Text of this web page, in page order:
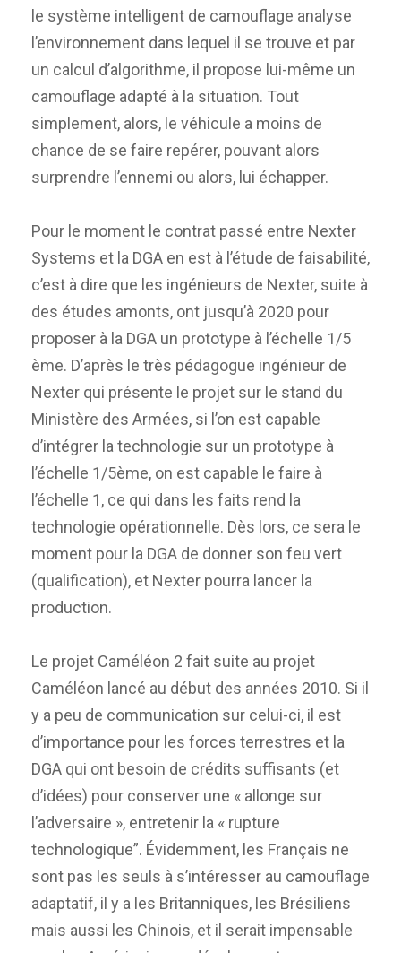
le système intelligent de camouflage analyse
l’environnement dans lequel il se trouve et par
un calcul d’algorithme, il propose lui-même un
camouflage adapté à la situation. Tout
simplement, alors, le véhicule a moins de
chance de se faire repérer, pouvant alors
surprendre l’ennemi ou alors, lui échapper.
Pour le moment le contrat passé entre Nexter
Systems et la DGA en est à l’étude de faisabilité,
c’est à dire que les ingénieurs de Nexter, suite à
des études amonts, ont jusqu’à 2020 pour
proposer à la DGA un prototype à l’échelle 1/5
ème. D’après le très pédagogue ingénieur de
Nexter qui présente le projet sur le stand du
Ministère des Armées, si l’on est capable
d’intégrer la technologie sur un prototype à
l’échelle 1/5ème, on est capable le faire à
l’échelle 1, ce qui dans les faits rend la
technologie opérationnelle. Dès lors, ce sera le
moment pour la DGA de donner son feu vert
(qualification), et Nexter pourra lancer la
production.
Le projet Caméléon 2 fait suite au projet
Caméléon lancé au début des années 2010. Si il
y a peu de communication sur celui-ci, il est
d’importance pour les forces terrestres et la
DGA qui ont besoin de crédits suffisants (et
d’idées) pour conserver une « allonge sur
l’adversaire », entretenir la « rupture
technologique”. Évidemment, les Français ne
sont pas les seuls à s’intéresser au camouflage
adaptatif, il y a les Britanniques, les Brésiliens
mais aussi les Chinois, et il serait impensable